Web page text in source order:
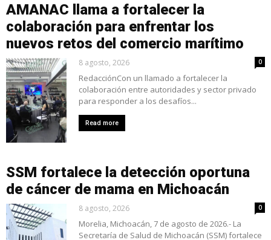
AMANAC llama a fortalecer la
colaboración para enfrentar los
nuevos retos del comercio marítimo
8 agosto, 2026 0
RedacciónCon un llamado a fortalecer la
colaboración entre autoridades y sector privado
para responder a los desafíos...
Read more
SSM fortalece la detección oportuna
de cáncer de mama en Michoacán
8 agosto, 2026 0
Morelia, Michoacán, 7 de agosto de 2026.- La
Secretaría de Salud de Michoacán (SSM) fortalece